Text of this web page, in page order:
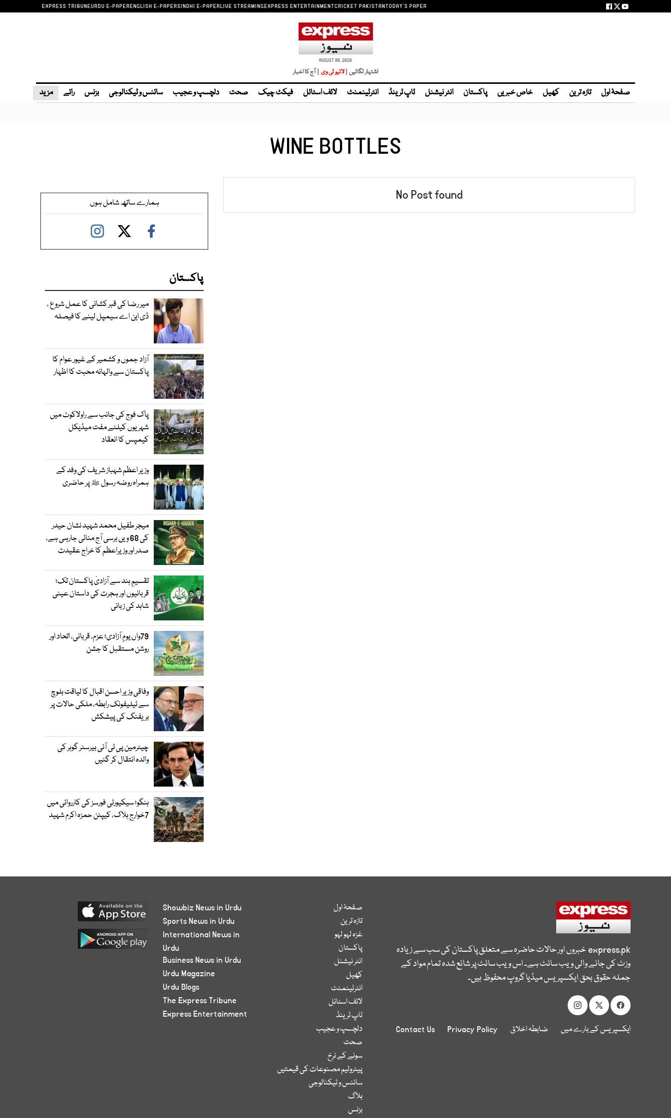
EXPRESS TRIBUNEURDU E-PAPERENGLISH E-PAPERSINDHI E-PAPERLIVE STREAMINGEXPRESS ENTERTAINMENTCRICKET PAKISTANTODAY'S PAPER
AUGUST 08, 2026
اشتہار لگائیں |لائیو ٹی وی | آج کا اخبار
صفحۂ اول تازہ ترین کھیل خاص خبریں پاکستان انٹر نیشنل ٹاپ ٹرینڈ انٹرٹینمنٹ لائف اسٹائل فیکٹ چیک صحت دلچسپ و عجیب سائنس و ٹیکنالوجی بزنس رائے مزید
WINE BOTTLES
No Post found ہمارے ساتھ شامل ہوں
پاکستان
میر رضا کی قبر کشائی کا عمل شروع ،
ڈی این اے سیمپل لینے کا فیصلہ
آزاد جموں و کشمیر کے غیور عوام کا
پاکستان سے والہانہ محبت کا اظہار
پاک فوج کی جانب سے راولاکوٹ میں
شہریوں کیلئے مفت میڈیکل
کیمپس کا انعقاد
وزیر اعظم شہباز شریف کی وفد کے
ہمراہ روضہ رسول ﷺ پر حاضری
میجر طفیل محمد شہید نشان حیدر
کی 68 ویں برسی آج منائی جارہی ہے،
صدر اور وزیراعظم کا خراج عقیدت
تقسیمِ ہند سے آزادیٔ پاکستان تک؛
قربانیوں اور ہجرت کی داستان عینی
شاہد کی زبانی
79واں یومِ آزادی؛ عزم، قربانی، اتحاد اور
روشن مستقبل کا جشن
وفاقی وزیر احسن اقبال کا لیاقت بلوچ
سے ٹیلیفونک رابطہ، ملکی حالات پر
بریفنگ کی پیشکش
چیئرمین پی ٹی آئی بیرسٹر گوہر کی
والدہ انتقال کر گئیں
ہنگو؛ سیکیورٹی فورسز کی کارروائی میں
7خوارج ہلاک، کیپٹن حمزہ اکرم شہید
express.pkخبروں اور حالات حاضرہ سے متعلق پاکستان کی سب سے زیادہ
وزٹ کی جانے والی ویب سائٹ ہے۔ اس ویب سائٹ پر شائع شدہ تمام مواد کے
جملہ حقوق بحق ایکسپریس میڈیا گروپ محفوظ ہیں۔
ایکسپریس کے بارے میں ضابطہ اخلاق Privacy Policy
Contact Us
صفحۂ اول
تازہ ترین
غزہ لہو لہو
پاکستان
انٹر نیشنل
کھیل
انٹرٹینمنٹ
لائف اسٹائل
ٹاپ ٹرینڈ
دلچسپ و عجیب
صحت
سونے کے نرخ
پیٹرولیم مصنوعات کی قیمتیں
سائنس و ٹیکنالوجی
بلاگ
بزنس
Showbiz News in Urdu
Sports News in Urdu
International News in
Urdu
Business News in Urdu
Urdu Magazine
Urdu Blogs
The Express Tribune
Express Entertainment